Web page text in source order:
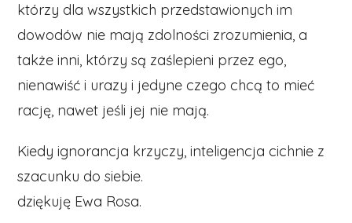
którzy dla wszystkich przedstawionych im
dowodów nie mają zdolności zrozumienia, a
także inni, którzy są zaślepieni przez ego,
nienawiść i urazy i jedyne czego chcą to mieć
rację, nawet jeśli jej nie mają.
Kiedy ignorancja krzyczy, inteligencja cichnie z
szacunku do siebie.
dziękuję Ewa Rosa.